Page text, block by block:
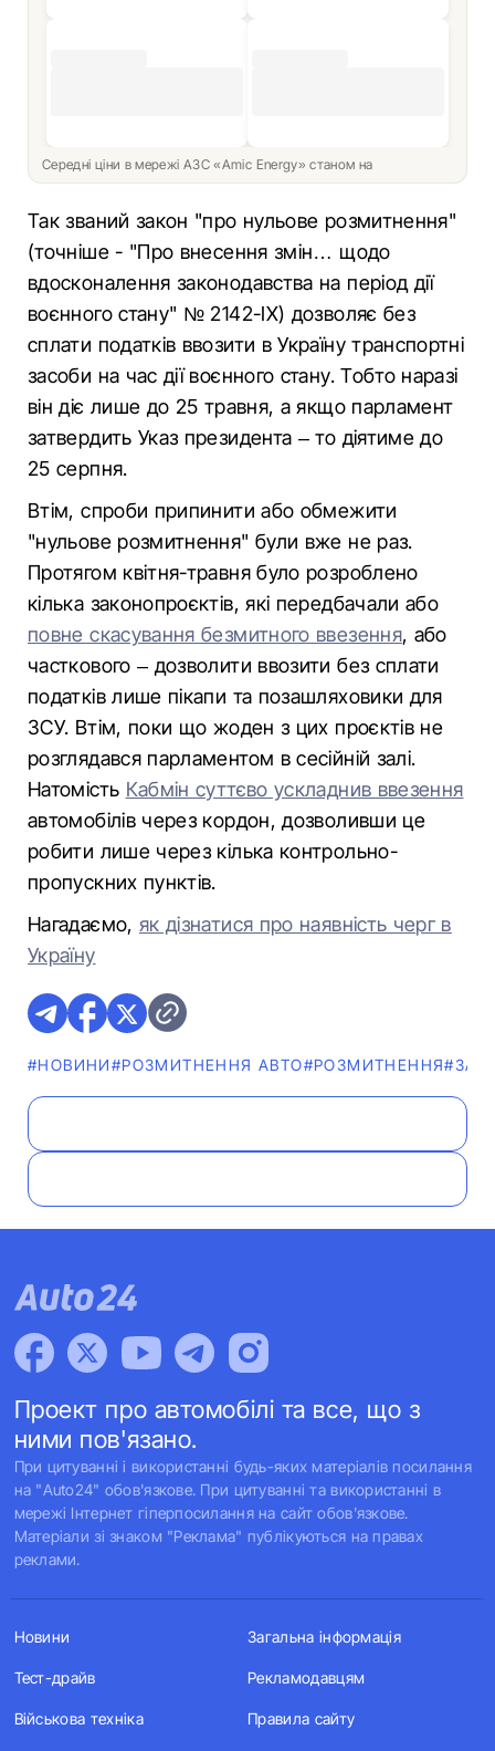
Середні ціни в мережі АЗС «Amic Energy» станом на
Так званий закон "про нульове розмитнення"
(точніше - "Про внесення змін… щодо
вдосконалення законодавства на період дії
воєнного стану" № 2142-IX) дозволяє без
сплати податків ввозити в Україну транспортні
засоби на час дії воєнного стану. Тобто наразі
він діє лише до 25 травня, а якщо парламент
затвердить Указ президента – то діятиме до
25 серпня.
Втім, спроби припинити або обмежити
"нульове розмитнення" були вже не раз.
Протягом квітня-травня було розроблено
кілька законопроєктів, які передбачали або
повне скасування безмитного ввезення, або
часткового – дозволити ввозити без сплати
податків лише пікапи та позашляховики для
ЗСУ. Втім, поки що жоден з цих проєктів не
розглядався парламентом в сесійній залі.
Натомість Кабмін суттєво ускладнив ввезення
автомобілів через кордон, дозволивши це
робити лише через кілька контрольно-
пропускних пунктів.
Нагадаємо, як дізнатися про наявність черг в
Україну
#НОВИНИ#РОЗМИТНЕННЯ АВТО#РОЗМИТНЕННЯ
Проект про автомобілі та все, що з
ними пов'язано.
При цитуванні і використанні будь-яких матеріалів посилання
на "Auto24" обов'язкове. При цитуванні та використанні в
мережі Інтернет гіперпосилання на сайт обов'язкове.
Матеріали зі знаком "Реклама" публікуються на правах
реклами.
Новини
Тест-драйв
Військова техніка
Загальна інформація
Рекламодавцям
Правила сайту